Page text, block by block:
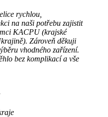
rychlou,
na naši potřebu zajistit
KACPU (krajské
Zároveň děkuji
vhodného zařízení.
bez komplikací a vše